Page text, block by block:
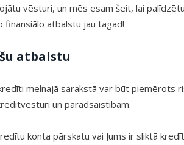
vēsturi, un mēs esam šeit, lai
finansiālo atbalstu jau tagad!
atbalstu
melnajā sarakstā var būt piemērots
un parādsaistībām.
konta pārskatu vai Jums ir sliktā